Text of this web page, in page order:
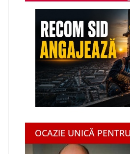
OCAZIE UNICĂ